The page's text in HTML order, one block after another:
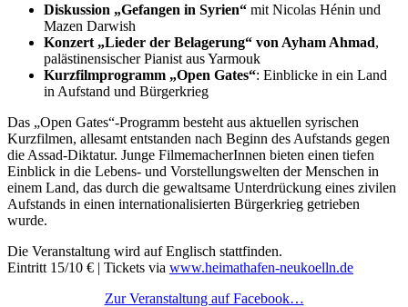
Diskussion „Gefangen in Syrien“ mit Nicolas Hénin und
Mazen Darwish
Konzert „Lieder der Belagerung“ von Ayham Ahmad,
palästinensischer Pianist aus Yarmouk
Kurzfilmprogramm „Open Gates“: Einblicke in ein Land
in Aufstand und Bürgerkrieg
Das „Open Gates“-Programm besteht aus aktuellen syrischen
Kurzfilmen, allesamt entstanden nach Beginn des Aufstands gegen
die Assad-Diktatur. Junge FilmemacherInnen bieten einen tiefen
Einblick in die Lebens- und Vorstellungswelten der Menschen in
einem Land, das durch die gewaltsame Unterdrückung eines zivilen
Aufstands in einen internationalisierten Bürgerkrieg getrieben
wurde.
Die Veranstaltung wird auf Englisch stattfinden.
Eintritt 15/10 € | Tickets via www.heimathafen-neukoelln.de
Zur Veranstaltung auf Facebook…